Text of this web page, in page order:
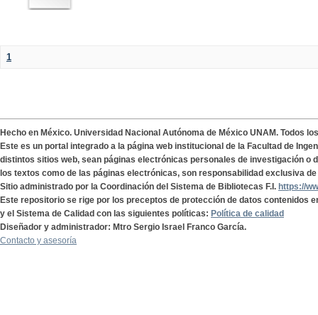
1
Hecho en México. Universidad Nacional Autónoma de México UNAM. Todos
Este es un portal integrado a la página web institucional de la Facultad de
distintos sitios web, sean páginas electrónicas personales de investigación o
los textos como de las páginas electrónicas, son responsabilidad exclusiva
Sitio administrado por la Coordinación del Sistema de Bibliotecas F.I. https://
Este repositorio se rige por los preceptos de protección de datos contenidos
y el Sistema de Calidad con las siguientes políticas: Política de calidad
Diseñador y administrador: Mtro Sergio Israel Franco García.
Contacto y asesoría